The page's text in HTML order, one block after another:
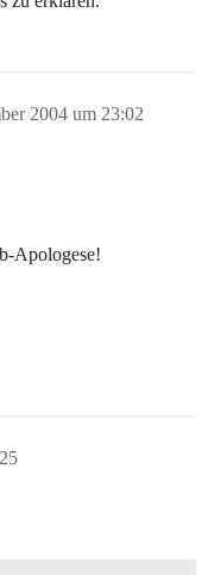
2004 um 23:02
Apologese!